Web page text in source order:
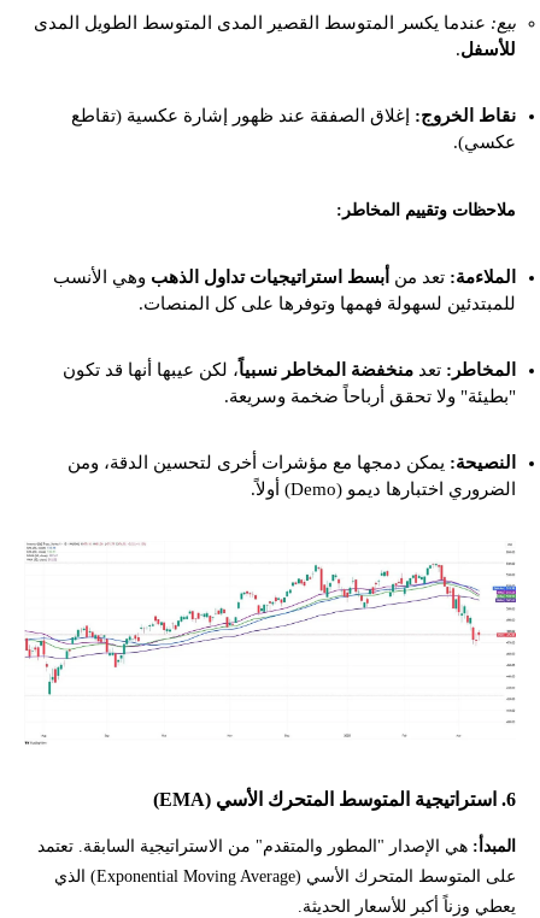
بيع: عندما يكسر المتوسط القصير المدى المتوسط الطويل المدى
للأسفل.
نقاط الخروج: إغلاق الصفقة عند ظهور إشارة عكسية (تقاطع
عكسي).
ملاحظات وتقييم المخاطر:
الملاءمة: تعد من أبسط استراتيجيات تداول الذهب وهي الأنسب
للمبتدئين لسهولة فهمها وتوفرها على كل المنصات.
المخاطر: تعد منخفضة المخاطر نسبياً، لكن عيبها أنها قد تكون
"بطيئة" ولا تحقق أرباحاً ضخمة وسريعة.
النصيحة: يمكن دمجها مع مؤشرات أخرى لتحسين الدقة، ومن
الضروري اختبارها ديمو (Demo) أولاً.
6. استراتيجية المتوسط المتحرك الأسي (EMA)
المبدأ: هي الإصدار "المطور والمتقدم" من الاستراتيجية السابقة. تعتمد
على المتوسط المتحرك الأسي (Exponential Moving Average) الذي
يعطي وزناً أكبر للأسعار الحديثة.